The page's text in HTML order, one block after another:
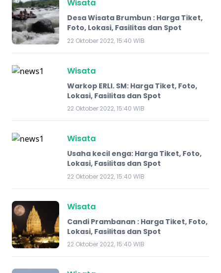
Wisata
Desa Wisata Brumbun : Harga Tiket,
Foto, Lokasi, Fasilitas dan Spot
22 Oktober 2022, 15:40 WIB
Wisata
Warkop ERLI. SM: Harga Tiket, Foto,
Lokasi, Fasilitas dan Spot
22 Oktober 2022, 15:40 WIB
Wisata
Usaha kecil enga: Harga Tiket, Foto,
Lokasi, Fasilitas dan Spot
22 Oktober 2022, 15:40 WIB
Wisata
Candi Prambanan : Harga Tiket, Foto,
Lokasi, Fasilitas dan Spot
22 Oktober 2022, 15:40 WIB